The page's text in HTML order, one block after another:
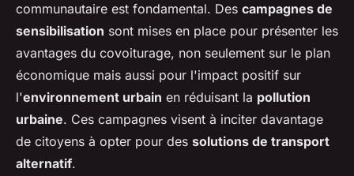
communautaire est fondamental. Des campagnes de
sensibilisation sont mises en place pour présenter les
avantages du covoiturage, non seulement sur le plan
économique mais aussi pour l'impact positif sur
l'environnement urbain en réduisant la pollution
urbaine. Ces campagnes visent à inciter davantage
de citoyens à opter pour des solutions de transport
alternatif.